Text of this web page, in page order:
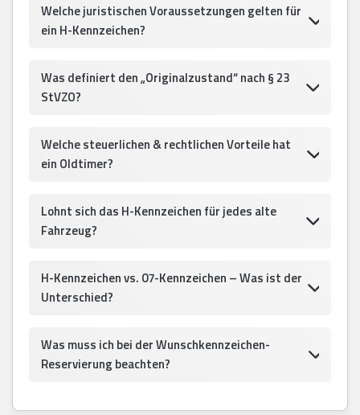
Welche juristischen Voraussetzungen gelten für
ein H-Kennzeichen?
Was definiert den „Originalzustand“ nach § 23
StVZO?
Welche steuerlichen & rechtlichen Vorteile hat
ein Oldtimer?
Lohnt sich das H-Kennzeichen für jedes alte
Fahrzeug?
H-Kennzeichen vs. 07-Kennzeichen – Was ist der
Unterschied?
Was muss ich bei der Wunschkennzeichen-
Reservierung beachten?